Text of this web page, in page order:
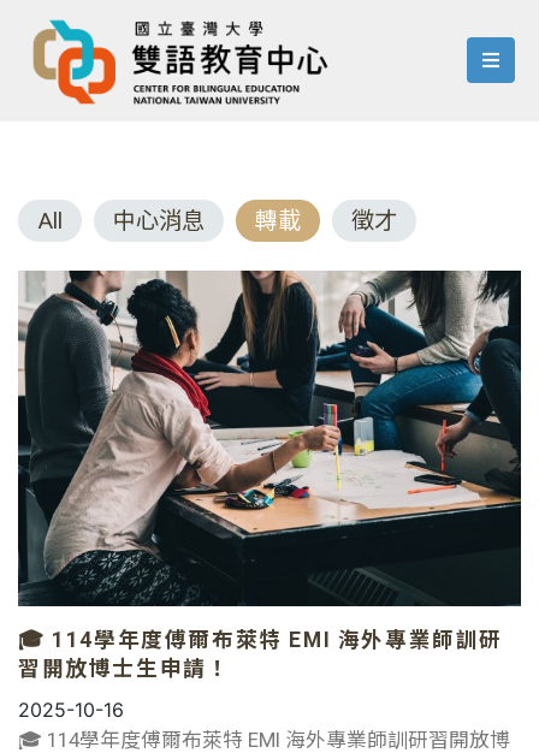
menu
All 中心消息 轉載 徵才
🎓 114學年度傅爾布萊特 EMI 海外專業師訓研
習開放博士生申請！
2025-10-16
🎓 114學年度傅爾布萊特 EMI 海外專業師訓研習開放博